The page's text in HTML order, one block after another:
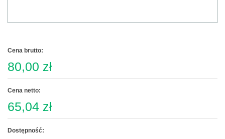
Cena brutto:
80,00 zł
Cena netto:
65,04 zł
Dostępność: